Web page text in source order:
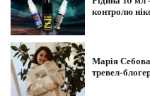
контролю
Марія
тревел-